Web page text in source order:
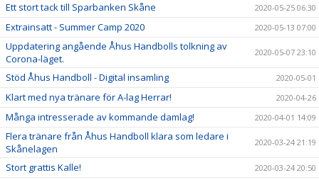
Ett stort tack till Sparbanken Skåne 2020-05-25 06:30
Extrainsatt - Summer Camp 2020 2020-05-13 07:00
Uppdatering angående Åhus Handbolls tolkning av
Corona-läget.
2020-05-07 23:10
Stöd Åhus Handboll - Digital insamling 2020-05-01
Klart med nya tränare för A-lag Herrar! 2020-04-26
Många intresserade av kommande damlag! 2020-04-01 14:09
Flera tränare från Åhus Handboll klara som ledare i
Skånelagen
2020-03-24 21:19
Stort grattis Kalle! 2020-03-24 20:50